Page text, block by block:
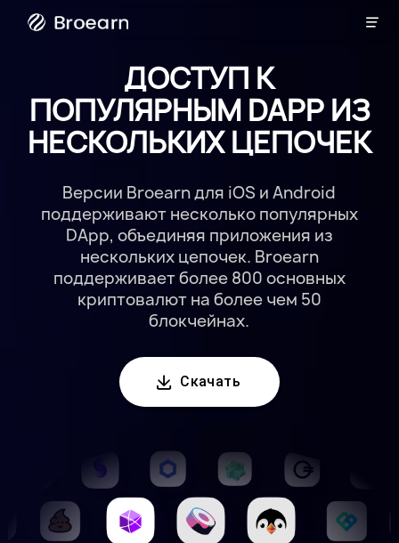

ДОСТУП К
ПОПУЛЯРНЫМ DAPP ИЗ
НЕСКОЛЬКИХ ЦЕПОЧЕК
Версии Broearn для iOS и Android
поддерживают несколько популярных
DApp, объединяя приложения из
нескольких цепочек. Broearn
поддерживает более 800 основных
криптовалют на более чем 50
блокчейнах.
 Скачать